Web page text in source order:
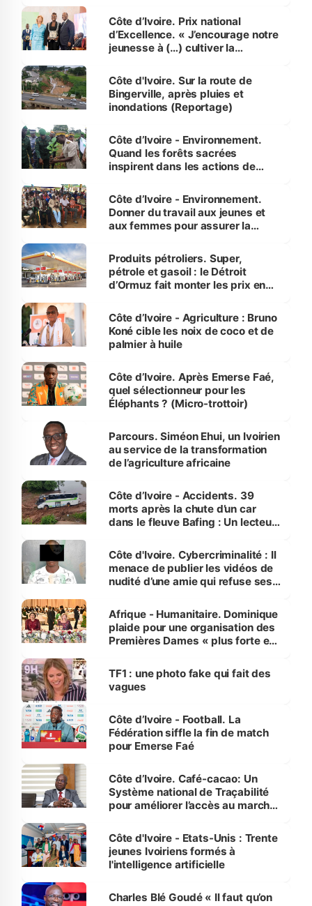
Côte d’Ivoire. Prix national
d’Excellence. « J’encourage notre
jeunesse à (…) cultiver la
(Alassane Ouattara
Côte d'Ivoire. Sur la route de
Bingerville, après pluies et
inondations (Reportage)
Côte d’Ivoire - Environnement.
Quand les forêts sacrées
inspirent dans les actions de
Côte d’Ivoire - Environnement.
Donner du travail aux jeunes et
aux femmes pour assurer la
menacées
Produits pétroliers. Super,
pétrole et gasoil : le Détroit
d’Ormuz fait monter les prix en
Côte d’Ivoire - Agriculture : Bruno
Koné cible les noix de coco et de
palmier à huile
Côte d’Ivoire. Après Emerse Faé,
quel sélectionneur pour les
Éléphants ? (Micro-trottoir)
Parcours. Siméon Ehui, un Ivoirien
au service de la transformation
de l’agriculture africaine
Côte d’Ivoire - Accidents. 39
morts après la chute d’un car
dans le fleuve Bafing : Un lecteur
des Transports
Côte d'Ivoire. Cybercriminalité : Il
menace de publier les vidéos de
nudité d’une amie qui refuse ses
Afrique - Humanitaire. Dominique
plaide pour une organisation des
Premières Dames « plus forte et
sur la scène internationale »
TF1 : une photo fake qui fait des
vagues
Côte d’Ivoire - Football. La
Fédération siffle la fin de match
pour Emerse Faé
Côte d’Ivoire. Café-cacao: Un
Système national de Traçabilité
pour améliorer l’accès au marché
Côte d'Ivoire - Etats-Unis : Trente
jeunes Ivoiriens formés à
l'intelligence artificielle
Charles Blé Goudé « Il faut qu’on